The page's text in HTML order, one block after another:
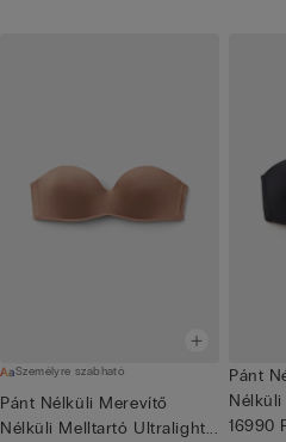
Személyre szabható
Pánt Nélküli Merevítő
Nélküli Melltartó Ultralight...
Pánt
16990